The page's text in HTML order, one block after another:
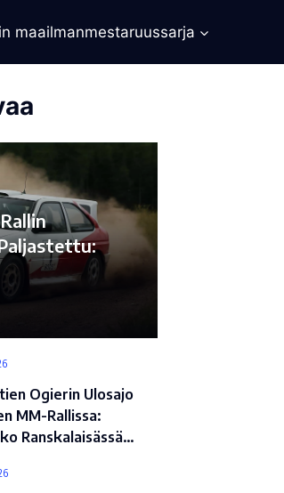
maailmanmestaruussarja
Ogierin Ulosajo
MM-Rallissa:
Ranskalaisässä…